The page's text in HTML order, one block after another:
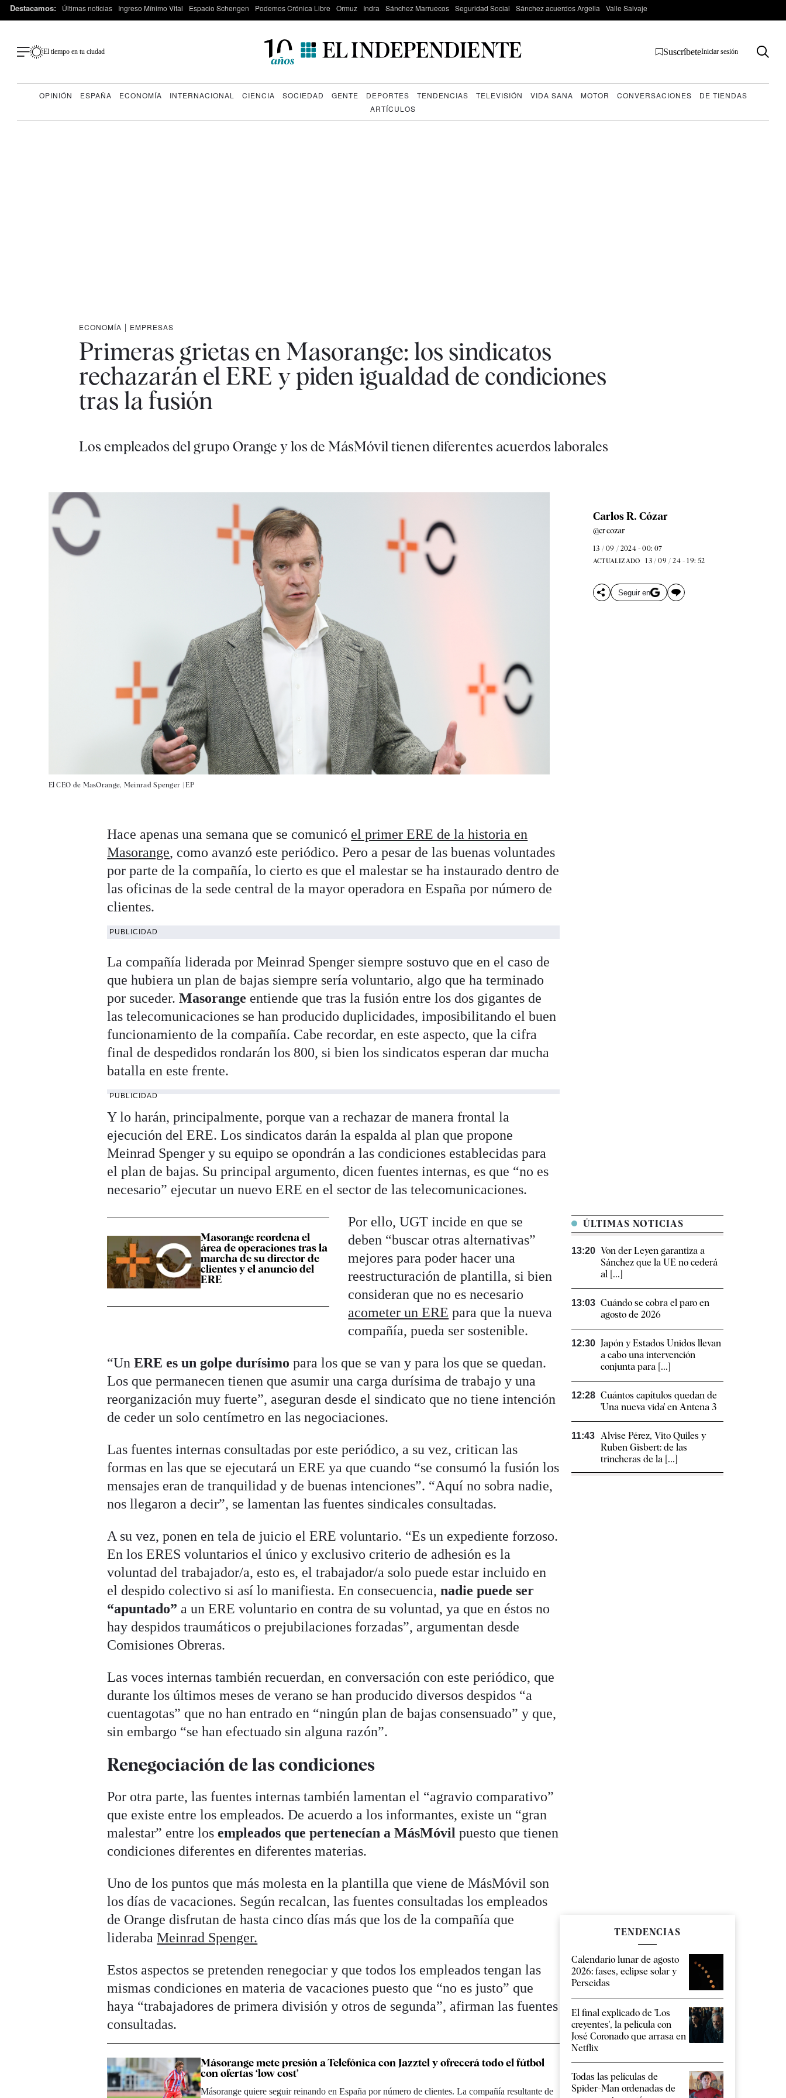
Destacamos: Últimas noticias Ingreso Mínimo Vital Espacio Schengen Podemos Crónica Libre Ormuz Indra Sánchez Marruecos Seguridad Social Sánchez acuerdos Argelia Valle Salvaje
El tiempo en tu ciudad SuscríbeteIniciar sesión
OPINIÓN ESPAÑA ECONOMÍA INTERNACIONAL CIENCIA SOCIEDAD GENTE DEPORTES TENDENCIAS TELEVISIÓN VIDA SANA MOTOR CONVERSACIONES
DE TIENDAS
ARTÍCULOS
ECONOMÍA | EMPRESAS
Primeras grietas en Masorange: los sindicatos
rechazarán el ERE y piden igualdad de condiciones
tras la fusión
Los empleados del grupo Orange y los de MásMóvil tienen diferentes acuerdos laborales
El CEO de MasOrange, Meinrad Spenger |EP
Carlos R. Cózar
@crcozar
13 / 09 / 2024 - 00: 07
ACTUALIZADO 13 / 09 / 24 - 19: 52
Seguir en
Hace apenas una semana que se comunicó el primer ERE de la historia en
Masorange, como avanzó este periódico. Pero a pesar de las buenas voluntades
por parte de la compañía, lo cierto es que el malestar se ha instaurado dentro de
las oficinas de la sede central de la mayor operadora en España por número de
clientes.
PUBLICIDAD
La compañía liderada por Meinrad Spenger siempre sostuvo que en el caso de
que hubiera un plan de bajas siempre sería voluntario, algo que ha terminado
por suceder.Masorange entiende que tras la fusión entre los dos gigantes de
las telecomunicaciones se han producido duplicidades, imposibilitando el buen
funcionamiento de la compañía. Cabe recordar, en este aspecto, que la cifra
final de despedidos rondarán los 800, si bien los sindicatos esperan dar mucha
batalla en este frente.
PUBLICIDAD
Y lo harán, principalmente, porque van a rechazar de manera frontal la
ejecución del ERE. Los sindicatos darán la espalda al plan que propone
Meinrad Spenger y su equipo se opondrán a las condiciones establecidas para
el plan de bajas. Su principal argumento, dicen fuentes internas, es que “no es
necesario” ejecutar un nuevo ERE en el sector de las telecomunicaciones.
Masorange reordena el
área de operaciones tras la
marcha de su director de
clientes y el anuncio del
ERE
Por ello, UGT incide en que se
deben “buscar otras alternativas”
mejores para poder hacer una
reestructuración de plantilla, si bien
consideran que no es necesario
acometer un ERE para que la nueva
compañía, pueda ser sostenible.
“Un ERE es un golpe durísimo para los que se van y para los que se quedan.
Los que permanecen tienen que asumir una carga durísima de trabajo y una
reorganización muy fuerte”, aseguran desde el sindicato que no tiene intención
de ceder un solo centímetro en las negociaciones.
Las fuentes internas consultadas por este periódico, a su vez, critican las
formas en las que se ejecutará un ERE ya que cuando “se consumó la fusión los
mensajes eran de tranquilidad y de buenas intenciones”. “Aquí no sobra nadie,
nos llegaron a decir”, se lamentan las fuentes sindicales consultadas.
A su vez, ponen en tela de juicio el ERE voluntario. “Es un expediente forzoso.
En los ERES voluntarios el único y exclusivo criterio de adhesión es la
voluntad del trabajador/a, esto es, el trabajador/a solo puede estar incluido en
el despido colectivo si así lo manifiesta. En consecuencia,nadie puede ser
“apuntado” a un ERE voluntario en contra de su voluntad, ya que en éstos no
hay despidos traumáticos o prejubilaciones forzadas”, argumentan desde
Comisiones Obreras.
Las voces internas también recuerdan, en conversación con este periódico, que
durante los últimos meses de verano se han producido diversos despidos “a
cuentagotas” que no han entrado en “ningún plan de bajas consensuado” y que,
sin embargo “se han efectuado sin alguna razón”.
Renegociación de las condiciones
Por otra parte, las fuentes internas también lamentan el “agravio comparativo”
que existe entre los empleados. De acuerdo a los informantes, existe un “gran
malestar” entre losempleados que pertenecían a MásMóvil puesto que tienen
condiciones diferentes en diferentes materias.
Uno de los puntos que más molesta en la plantilla que viene de MásMóvil son
los días de vacaciones. Según recalcan, las fuentes consultadas los empleados
de Orange disfrutan de hasta cinco días más que los de la compañía que
liderabaMeinrad Spenger.
Estos aspectos se pretenden renegociar y que todos los empleados tengan las
mismas condiciones en materia de vacaciones puesto que “no es justo” que
haya “trabajadores de primera división y otros de segunda”, afirman las fuentes
consultadas.
Másorange mete presión a Telefónica con Jazztel y ofrecerá todo el fútbol
con ofertas ‘low cost’
Másorange quiere seguir reinando en España por número de clientes. La compañía resultante de
ÚLTIMAS NOTICIAS
13:20 Von der Leyen garantiza a
Sánchez que la UE no cederá
al [...]
13:03 Cuándo se cobra el paro en
agosto de 2026
12:30 Japón y Estados Unidos llevan
a cabo una intervención
conjunta para [...]
12:28 Cuántos capítulos quedan de
'Una nueva vida' en Antena 3
11:43 Alvise Pérez, Vito Quiles y
Ruben Gisbert: de las
trincheras de la [...]
TENDENCIAS
Calendario lunar de agosto
2026: fases, eclipse solar y
Perseidas
El final explicado de 'Los
creyentes', la película con
José Coronado que arrasa en
Netflix
Todas las películas de
Spider-Man ordenadas de